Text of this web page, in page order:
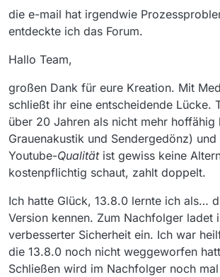
die e-mail hat irgendwie
entdeckte ich das Forum.
Hallo Team,
großen Dank für eure Kreation. Mit
schließt ihr eine entscheidende Lücke.
über 20 Jahren als nicht mehr hoffähig
Grauenakustik und Sendergedönz)
Youtube-Qualitätist gewiss keine
kostenpflichtig schaut, zahlt doppelt.
Ich hatte Glück, 13.8.0 lernte ich als…
Version kennen. Zum Nachfolger ladet
verbesserter Sicherheit ein. Ich war
die 13.8.0 noch nicht weggeworfen
Schließen wird im Nachfolger noch